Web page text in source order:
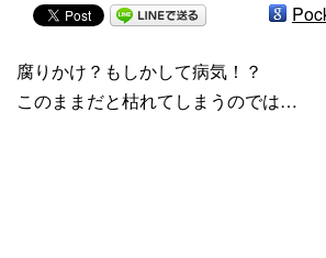
腐りかけ？もしかして病気！？
このままだと枯れてしまうのでは…